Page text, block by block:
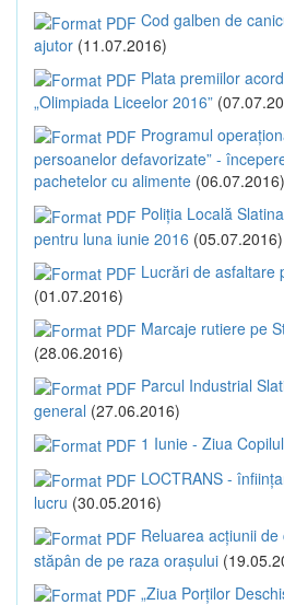
Cod galben de
ajutor (11.07.2016)
Plata premiilor
„Olimpiada Liceelor 2016”
Programul
persoanelor defavorizate” -
pachetelor cu alimente (06.07.2016)
Poliția Locală
pentru luna iunie 2016 (05.07.2016)
Lucrări de asfaltare
(01.07.2016)
Marcaje rutiere pe
(28.06.2016)
Parcul Industrial
general (27.06.2016)
1 Iunie - Ziua
LOCTRANS -
lucru (30.05.2016)
Reluarea acțiunii
stăpân de pe raza orașului
„Ziua Porților